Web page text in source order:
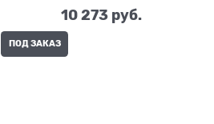
10 273 руб.
ПОД ЗАКАЗ